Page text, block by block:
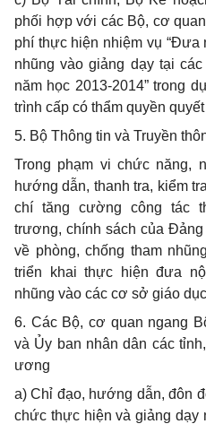
phối hợp với các Bộ, cơ
phí thực hiện nhiệm vụ “Đưa
nhũng vào giảng dạy tại
năm học 2013-2014” trong
trình cấp có thẩm quyền
5. Bộ Thông tin và Truyền
Trong phạm vi chức năng,
hướng dẫn, thanh tra, kiểm
chí tăng cường công tác
trương, chính sách của
về phòng, chống tham
triển khai thực hiện đưa
nhũng vào các cơ sở giáo
6. Các Bộ, cơ quan ngang
và Ủy ban nhân dân các
ương
a)Chỉ đạo, hướng dẫn, đôn
chức thực hiện và giảng dạy